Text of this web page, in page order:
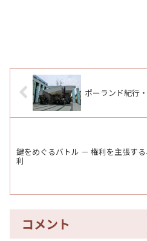
ポーランド紀行
鍵をめぐるバトル － 権利を主張す
利
コメント